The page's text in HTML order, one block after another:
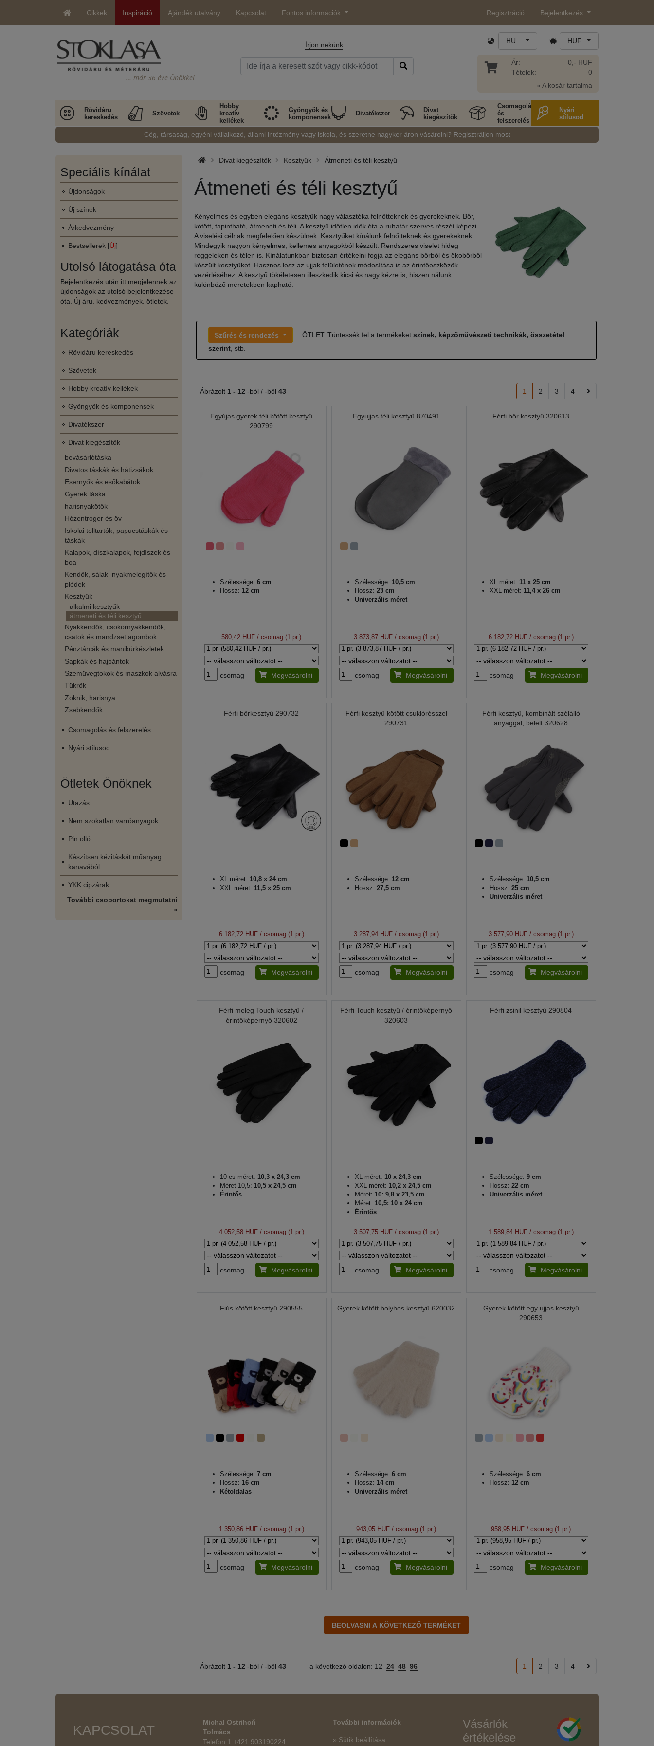
Cikkek Inspiráció Ajándék utalvány Kapcsolat Fontos információk Regisztráció Bejelentkezés
… már 36 éve Önökkel
Írjon nekünk HU HUF
Ár:
Tételek:
0,- HUF
0
» A kosár tartalma
Rövidáru
kereskedés
Szövetek
Hobby
kreatív
kellékek
Gyöngyök és
komponensek
Divatékszer
Divat
kiegészítők
Csomagolás
és
felszerelés
Nyári
stílusod
Cég, társaság, egyéni vállalkozó, állami intézmény vagy iskola, és szeretne nagyker áron vásárolni? Regisztráljon most
Speciális kínálat
Újdonságok
Új színek
Árkedvezmény
Bestsellerek [Új]
Utolsó látogatása óta
Bejelentkezés után itt megjelennek az
újdonságok az utolsó bejelentkezése
óta. Új áru, kedvezmények, ötletek.
Kategóriák
Rövidáru kereskedés
Szövetek
Hobby kreatív kellékek
Gyöngyök és komponensek
Divatékszer
Divat kiegészítők
bevásárlótáska
Divatos táskák és hátizsákok
Esernyők és esőkabátok
Gyerek táska
harisnyakötők
Hózentróger és öv
Iskolai tolltartók, papucstáskák és
táskák
Kalapok, díszkalapok, fejdíszek és
boa
Kendők, sálak, nyakmelegítők és
plédek
Kesztyűk
alkalmi kesztyűk
átmeneti és téli kesztyű
Nyakkendők, csokornyakkendők,
csatok és mandzsettagombok
Pénztárcák és manikürkészletek
Sapkák és hajpántok
Szemüvegtokok és maszkok alvásra
Tükrök
Zoknik, harisnya
Zsebkendők
Csomagolás és felszerelés
Nyári stílusod
Ötletek Önöknek
Utazás
Nem szokatlan varróanyagok
Pin olló
Készítsen kézitáskát műanyag
kanavából
YKK cipzárak
További csoportokat megmutatni
»
Divat kiegészítők Kesztyűk Átmeneti és téli kesztyű
Átmeneti és téli kesztyű
Kényelmes és egyben elegáns kesztyűk nagy választéka felnőtteknek és gyerekeknek. Bőr,
kötött, tapintható, átmeneti és téli. A kesztyű időtlen idők óta a ruhatár szerves részét képezi.
A viselési célnak megfelelően készülnek. Kesztyűket kínálunk felnőtteknek és gyerekeknek.
Mindegyik nagyon kényelmes, kellemes anyagokból készült. Rendszeres viselet hideg
reggeleken és télen is. Kínálatunkban biztosan értékelni fogja az elegáns bőrből és ökobőrből
készült kesztyűket. Hasznos lesz az ujjak felületének módosítása is az érintőeszközök
vezérléséhez. A kesztyű tökéletesen illeszkedik kicsi és nagy kézre is, hiszen nálunk
különböző méretekben kapható.
Szűrés és rendezés ÖTLET: Tüntessék fel a termékeket színek, képzőművészeti technikák, összetétel
szerint , stb.
Ábrázolt 1 - 12 -ból / -ből 43 1 2 3 4
Egyújas gyerek téli kötött kesztyű
290799
Szélessége: 6 cm
Hossz: 12 cm
580,42 HUF / csomag (1 pr.)
csomag Megvásárolni
Egyujjas téli kesztyű 870491
Szélessége: 10,5 cm
Hossz: 23 cm
Univerzális méret
3 873,87 HUF/ csomag (1 pr.)
csomag Megvásárolni
Férfi bőr kesztyű 320613
XL méret: 11 x 25 cm
XXL méret: 11,4 x 26 cm
6 182,72 HUF/ csomag (1 pr.)
csomag Megvásárolni
Férfi bőrkesztyű 290732
XL méret: 10,8 x 24 cm
XXL méret: 11,5 x 25 cm
6 182,72 HUF/ csomag (1 pr.)
csomag Megvásárolni
Férfi kesztyű kötött csuklórésszel
290731
Szélessége: 12 cm
Hossz: 27,5 cm
3 287,94 HUF/ csomag (1 pr.)
csomag Megvásárolni
Férfi kesztyű, kombinált szélálló
anyaggal, bélelt 320628
Szélessége: 10,5 cm
Hossz: 25 cm
Univerzális méret
3 577,90 HUF/ csomag (1 pr.)
csomag Megvásárolni
Férfi meleg Touch kesztyű /
érintőképernyő 320602
10-es méret: 10,3 x 24,3 cm
Méret 10,5: 10,5 x 24,5 cm
Érintős
4 052,58 HUF/ csomag (1 pr.)
csomag Megvásárolni
Férfi Touch kesztyű / érintőképernyő
320603
XL méret: 10 x 24,3 cm
XXL méret: 10,2 x 24,5 cm
Méret: 10: 9,8 x 23,5 cm
Méret: 10,5: 10 x 24 cm
Érintős
3 507,75 HUF/ csomag (1 pr.)
csomag Megvásárolni
Férfi zsinil kesztyű 290804
Szélessége: 9 cm
Hossz: 22 cm
Univerzális méret
1 589,84 HUF/ csomag (1 pr.)
csomag Megvásárolni
Fiús kötött kesztyű 290555
Szélessége: 7 cm
Hossz: 16 cm
Kétoldalas
1 350,86 HUF/ csomag (1 pr.)
csomag Megvásárolni
Gyerek kötött bolyhos kesztyű 620032
Szélessége: 6 cm
Hossz: 14 cm
Univerzális méret
943,05 HUF / csomag (1 pr.)
csomag Megvásárolni
Gyerek kötött egy ujjas kesztyű
290653
Szélessége: 6 cm
Hossz: 12 cm
958,95 HUF / csomag (1 pr.)
csomag Megvásárolni
Ábrázolt 1 - 12 -ból / -ből 43 a következő oldalon: 12 24 48 96 1 2 3 4
KAPCSOLAT
Michal Ostrihoň
Tolmács
Telefon 1 +421 903190224
További információk
» Sütik beállítása
Vásárlók
értékelése